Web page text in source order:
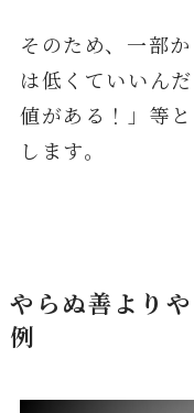
そのため、一部
は低くていいん
値がある！」等
します。
やらぬ善より
例